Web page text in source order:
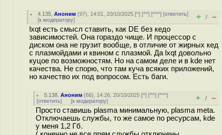
4.135 ,Аноним (97), 14:01, 20/10/2025 [^] [^^] [^^^] [ответить]
[к модератору] + / –
lxqt есть смысл ставить, как DE без кедо
зависимостей. Она гораздо чище. И процессор с
диском она не грузит вообще, в отличие от жирных кед
с плазмойдами и квином с плазмой. Да lxqt довольно
куцое по возможностям. Но на самом деле и в kde нет
качества. Не спорю, что там куча всяких приложений,
но качество их под вопросом. Есть баги.
5.138 ,Аноним (66), 14:26, 20/10/2025 [^] [^^] [^^^]
[ответить] [к модератору] + / –
Просто ставишь plasma минимальную, plasma meta.
Отключаешь службы, то же самое по ресурсам, kde
у меня 1,2 Гб.